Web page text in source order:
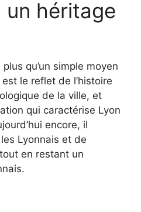
un héritage
qu’un simple moyen
le reflet de l’histoire
de la ville, et
qui caractérise Lyon
encore, il
Lyonnais et de
en restant un